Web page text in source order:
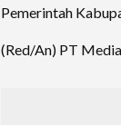
Pemerintah
(Red/An) PT